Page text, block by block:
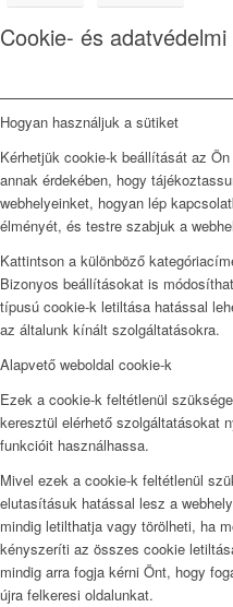
Cookie- és
Hogyan használjuk a sütiket
Kérhetjük cookie-k beállítását az
annak érdekében, hogy
webhelyeinket, hogyan lép
élményét, és testre szabjuk a
Kattintson a különböző
Bizonyos beállításokat is
típusú cookie-k letiltása hatással
az általunk kínált szolgáltatásokra.
Alapvető weboldal cookie-k
Ezek a cookie-k feltétlenül
keresztül elérhető szolgáltatásokat
funkcióit használhassa.
Mivel ezek a cookie-k feltétlenül
elutasításuk hatással lesz a
mindig letilthatja vagy törölheti, ha
kényszeríti az összes cookie
mindig arra fogja kérni Önt, hogy
újra felkeresi oldalunkat.